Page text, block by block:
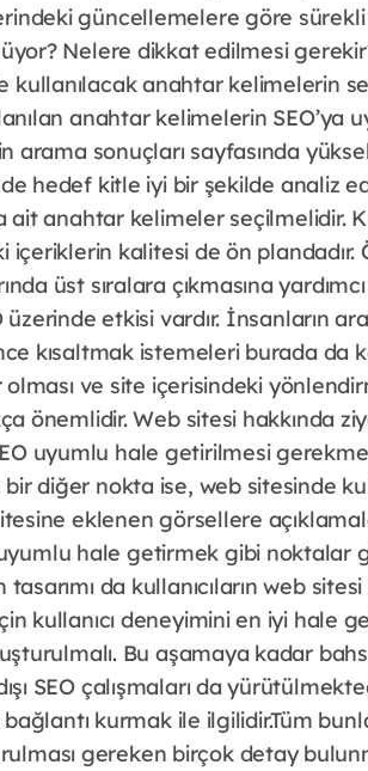
güncellemelere göre
Nelere dikkat edilmesi
kullanılacak anahtar kelimelerin
anahtar kelimelerin SEO’ya
sonuçları sayfasında
hedef kitle iyi bir şekilde analiz
ait anahtar kelimeler seçilmelidir.
kalitesi de ön plandadır.
üst sıralara çıkmasına
üzerinde etkisi vardır. İnsanların
kısaltmak istemeleri burada da
ve site içerisindeki
önemlidir. Web sitesi hakkında
uyumlu hale getirilmesi
diğer nokta ise, web sitesinde
eklenen görsellere
hale getirmek gibi noktalar
da kullanıcıların web
kullanıcı deneyimini en iyi hale
Bu aşamaya kadar
SEO çalışmaları da
kurmak ile ilgilidir.Tüm
gereken birçok detay